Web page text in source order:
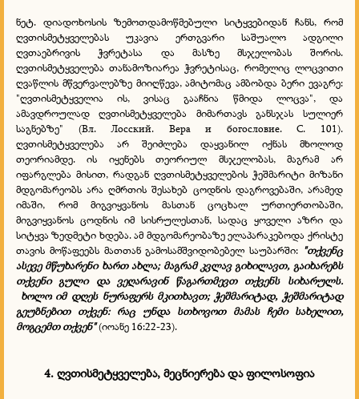
ნეტ. დიადოხოსის ზემოთდამოწმებული სიტყვებიდან ჩანს, რომ
ღვთისმეტყველებას უკავია ერთგვარი საშუალო ადგილი
ღვთაებრივის ჭვრეტასა და მასზე მსჯელობას შორის.
ღვთისმეტყველება თანამოზიარეა ჭვრეტისაც, რომელიც ლოცვითი
ღვაწლის მწვერვალებზე მიიღწევა, ამიტომაც ამბობდა ბერი ევაგრე:
"ღვთისმეტყველია ის, ვისაც გააჩნია წმიდა ლოცვა", და
ამავდროულად ღვთისმეტყველება მიმართავს განსჯას სულიერ
საგნებზე" (Вл. Лосский. Вера и богословие. С. 101).
ღვთისმეტყველება არ შეიძლება დაყვანილ იქნას მხოლოდ
თეორიამდე. ის იყენებს თეორიულ მსჯელობას, მაგრამ არ
იფარგლება მისით, რადგან ღვთისმეტყველების ჭეშმარიტი მიზანი
მდგომარეობს არა ღმრთის შესახებ ცოდნის დაგროვებაში, არამედ
იმაში, რომ მიგვიყვანოს მასთან ცოცხალ ურთიერთობაში,
მიგვიყვანოს ცოდნის იმ სისრულესთან, სადაც ყოველი აზრი და
სიტყვა ზედმეტი ხდება. ამ მდგომარეობაზე ელაპარაკებოდა ქრისტე
თავის მოწაფეებს მათთან გამოსამშვიდობებელ საუბარში: "თქვენც
ასევე მწუხარენი ხართ ახლა; მაგრამ კვლავ გიხილავთ, გაიხარებს
თქვენი გული და ვეღარავინ წაგართმევთ თქვენს სიხარულს.
ხოლო იმ დღეს ნურაფერს მკითხავთ; ჭეშმარიტად, ჭეშმარიტად
გეუბნებით თქვენ: რაც უნდა სთხოვოთ მამას ჩემი სახელით,
მოგცემთ თქვენ"(იოანე 16:22-23).
4. ღვთისმეტყველება, მეცნიერება და ფილოსოფია